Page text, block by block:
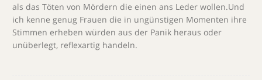
als das Töten von Mördern die einen ans Leder wollen.Und
ich kenne genug Frauen die in ungünstigen Momenten ihre
Stimmen erheben würden aus der Panik heraus oder
unüberlegt, reflexartig handeln.